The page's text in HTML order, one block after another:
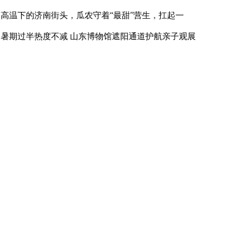
高温下的济南街头，瓜农守着“最甜”营生，扛起一
暑期过半热度不减 山东博物馆遮阳通道护航亲子观展